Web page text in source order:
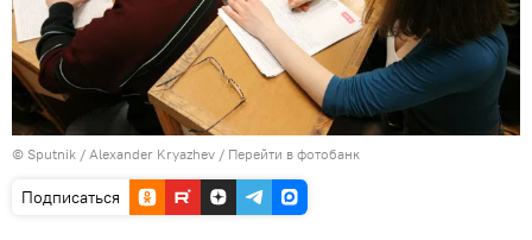
© Sputnik / Alexander Kryazhev / Перейти в фотобанк
Подписаться